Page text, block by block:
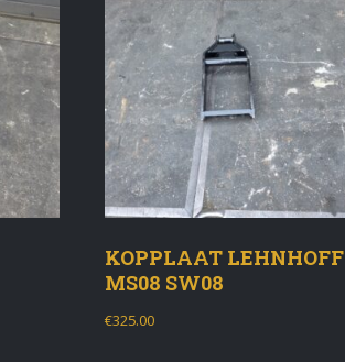
KOPPLAAT LEHNHOFF
MS08 SW08
€325.00